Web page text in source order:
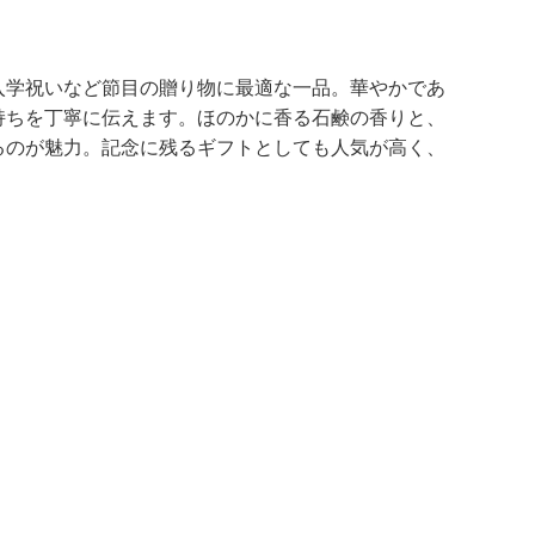
祝いなど節目の贈り物に最適な一品。華やかであ
を丁寧に伝えます。ほのかに香る石鹸の香りと、
が魅力。記念に残るギフトとしても人気が高く、